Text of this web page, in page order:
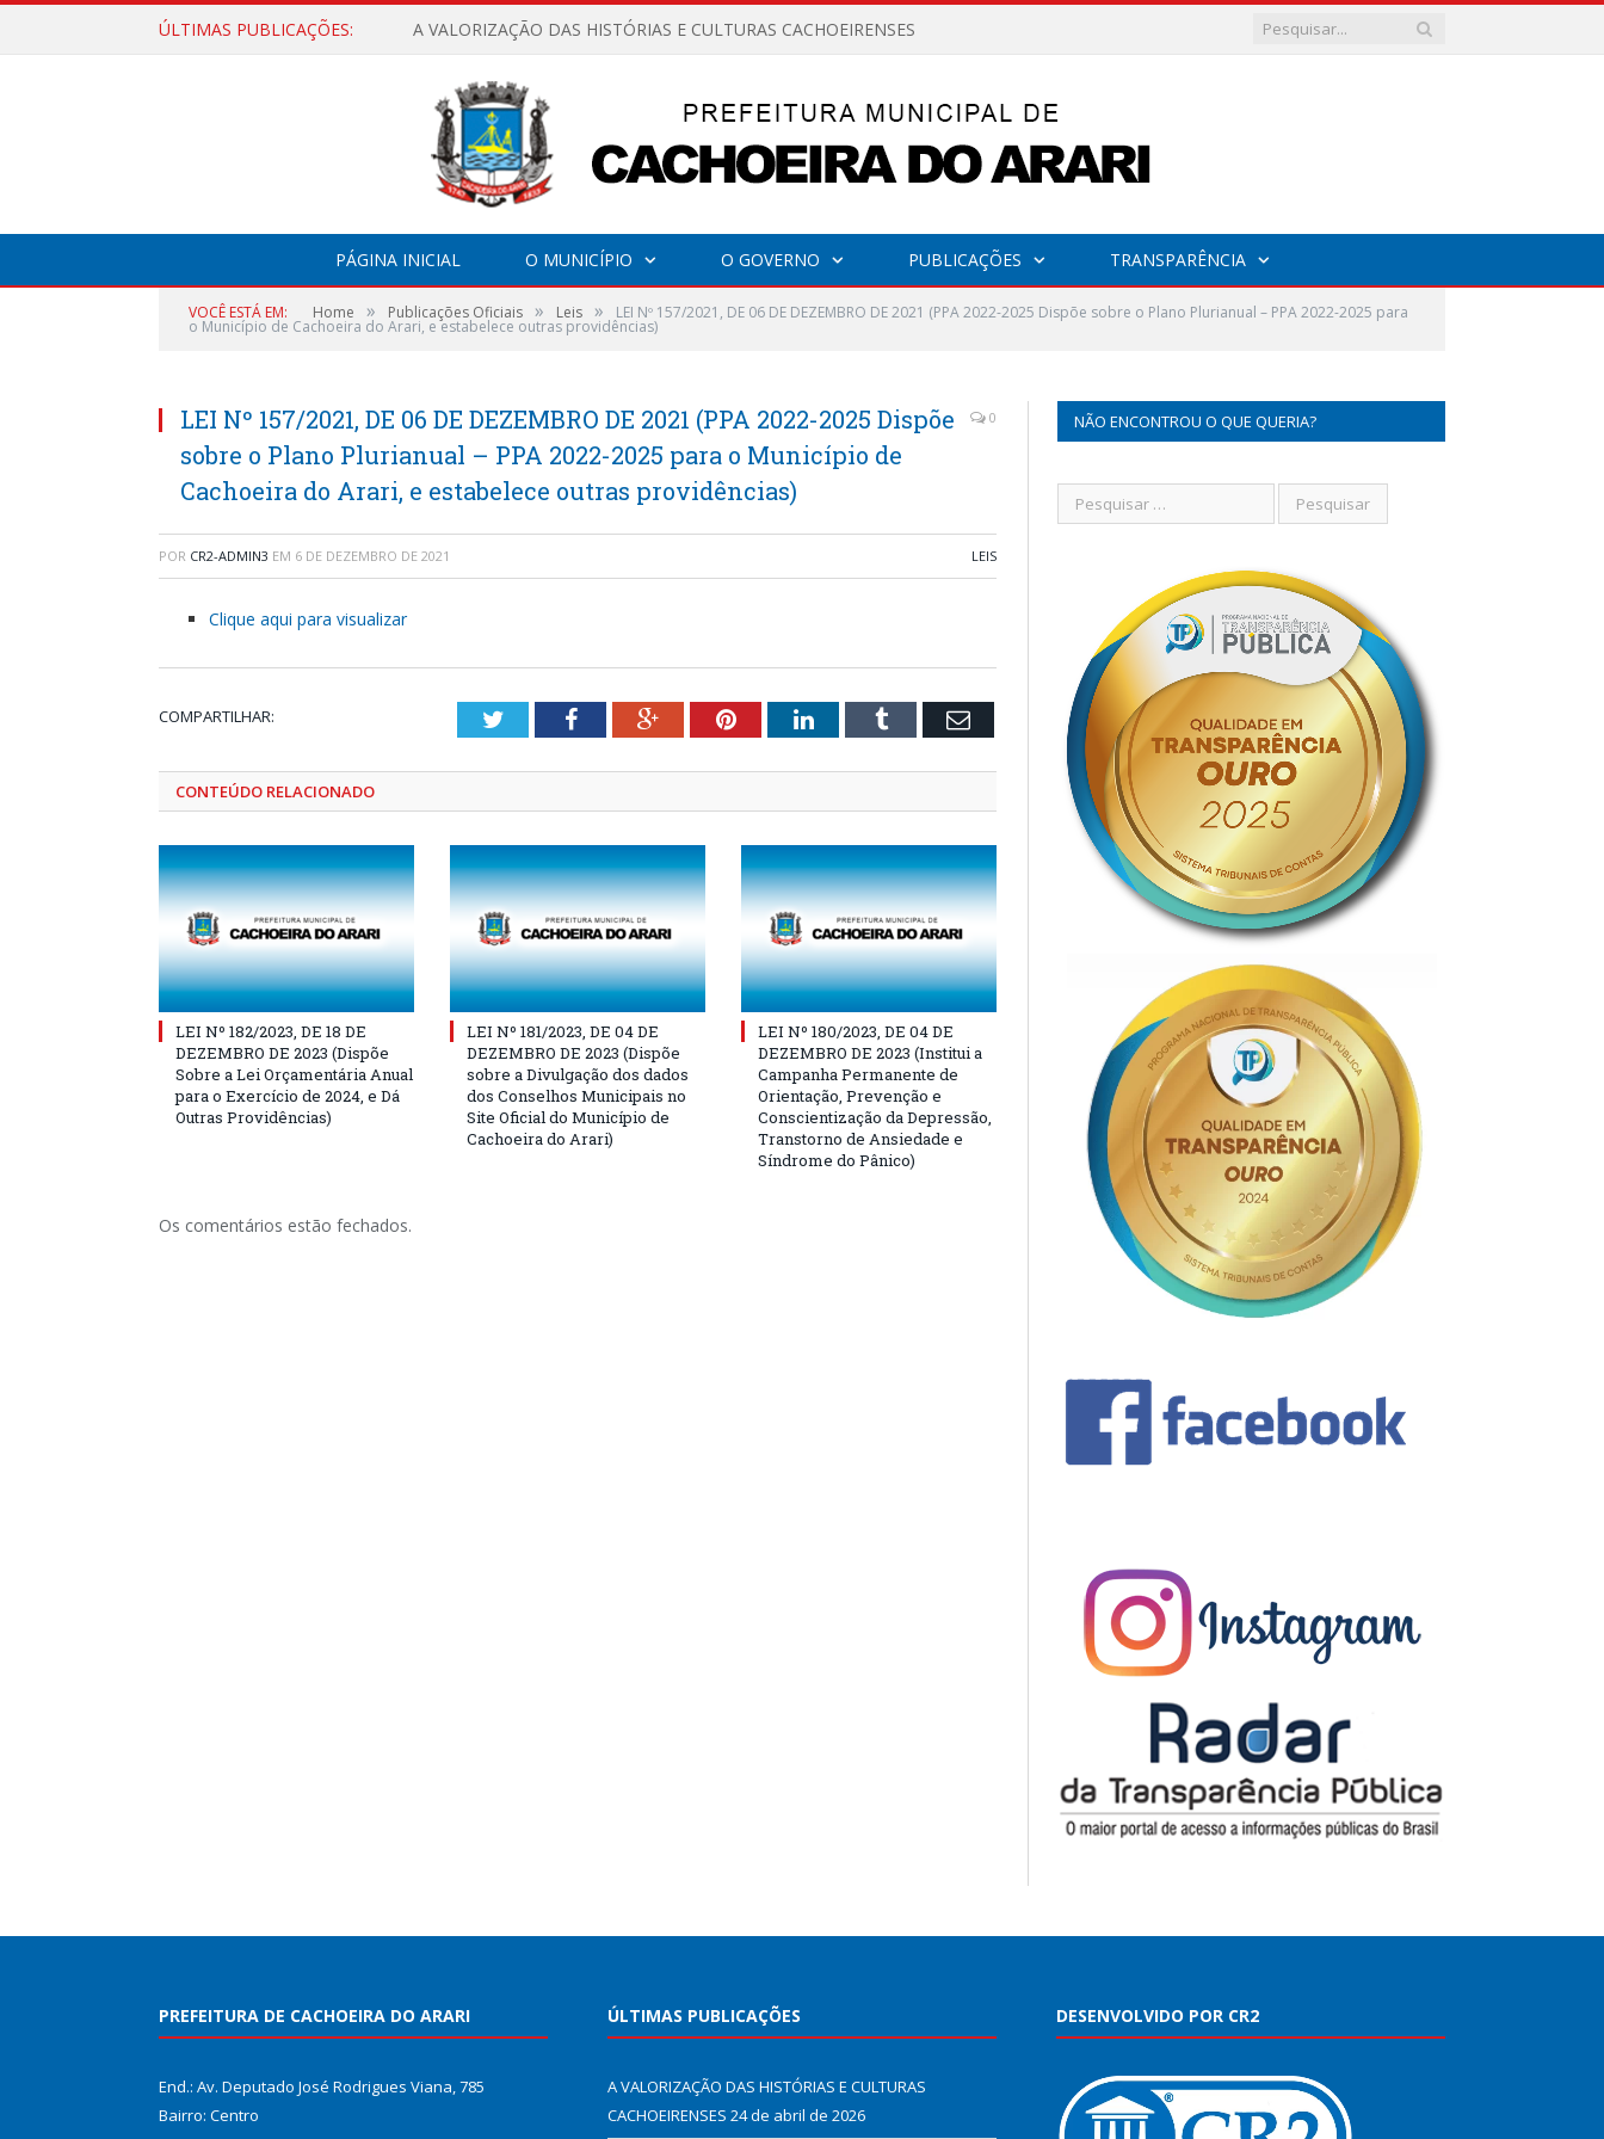
ÚLTIMAS PUBLICAÇÕES: A VALORIZAÇÃO DAS HISTÓRIAS E CULTURAS CACHOEIRENSES
PÁGINA INICIAL O MUNICÍPIO O GOVERNO PUBLICAÇÕES TRANSPARÊNCIA
VOCÊ ESTÁ EM: Home » Publicações Oficiais » Leis » LEI Nº 157/2021, DE 06 DE DEZEMBRO DE 2021 (PPA 2022-2025 Dispõe sobre o Plano Plurianual – PPA 2022-2025 para
o Município de Cachoeira do Arari, e estabelece outras providências)
LEI Nº 157/2021, DE 06 DE DEZEMBRO DE 2021 (PPA 2022-2025 Dispõe
sobre o Plano Plurianual – PPA 2022-2025 para o Município de
Cachoeira do Arari, e estabelece outras providências)
0
POR CR2-ADMIN3 EM 6 DE DEZEMBRO DE 2021 LEIS
Clique aqui para visualizar
COMPARTILHAR: TwitterFacebookGoogle+PinterestLinkedInTumblr Email
CONTEÚDO RELACIONADO
LEI Nº 182/2023, DE 18 DE
DEZEMBRO DE 2023 (Dispõe
Sobre a Lei Orçamentária Anual
para o Exercício de 2024, e Dá
Outras Providências)
LEI Nº 181/2023, DE 04 DE
DEZEMBRO DE 2023 (Dispõe
sobre a Divulgação dos dados
dos Conselhos Municipais no
Site Oficial do Município de
Cachoeira do Arari)
LEI Nº 180/2023, DE 04 DE
DEZEMBRO DE 2023 (Institui a
Campanha Permanente de
Orientação, Prevenção e
Conscientização da Depressão,
Transtorno de Ansiedade e
Síndrome do Pânico)
Os comentários estão fechados.
NÃO ENCONTROU O QUE QUERIA?
PREFEITURA DE CACHOEIRA DO ARARI
End.: Av. Deputado José Rodrigues Viana, 785
Bairro: Centro
ÚLTIMAS PUBLICAÇÕES
A VALORIZAÇÃO DAS HISTÓRIAS E CULTURAS
CACHOEIRENSES 24 de abril de 2026
DESENVOLVIDO POR CR2